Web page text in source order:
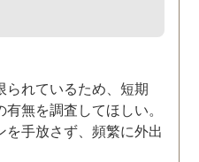
られているため、短期
無を調査してほしい。
手放さず、頻繁に外出